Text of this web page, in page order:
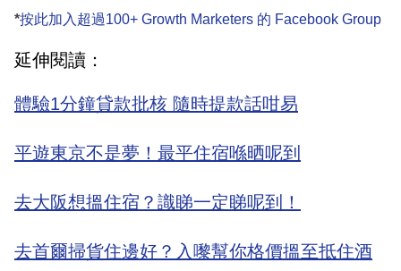
*按此加入超過100+ Growth Marketers 的 Facebook Group
延伸閱讀：
體驗1分鐘貸款批核 隨時提款話咁易
平遊東京不是夢！最平住宿喺晒呢到
去大阪想搵住宿？識睇一定睇呢到！
去首爾掃貨住邊好？入嚟幫你格價搵至抵住酒